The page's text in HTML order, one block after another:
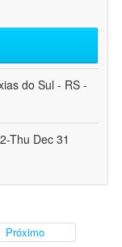
do Sul - RS -
Thu Dec 31
Próximo